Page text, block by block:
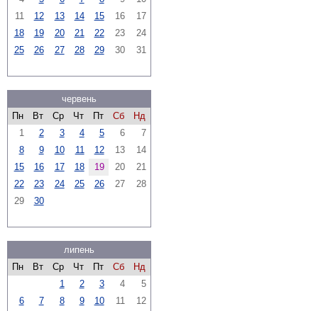
11
12 13 14 15 16
17
18
19 20 21 22 23
24
25
26 27 28 29 30 31
червень
Пн
Вт Ср Чт Пт Сб
Нд
1
2 3 4 5 6
7
8
9 10 11 12 13
14
15
16 17 18 19 20
21
22
23 24 25 26 27
28
29
30
липень
Пн
Вт Ср Чт Пт Сб
Нд
1
2 3 4
5
6
7 8 9 10 11
12